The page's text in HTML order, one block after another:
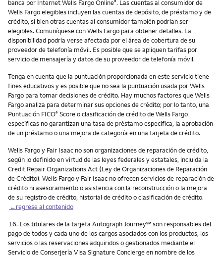
banca por Internet Wells Fargo Online®. Las cuentas al consumidor de
Wells Fargo elegibles incluyen las cuentas de depósito, de préstamo y de
crédito, si bien otras cuentas al consumidor también podrían ser
elegibles. Comuníquese con Wells Fargo para obtener detalles. La
disponibilidad podría verse afectada por el área de cobertura de su
proveedor de telefonía móvil. Es posible que se apliquen tarifas por
servicio de mensajería y datos de su proveedor de telefonía móvil.
Tenga en cuenta que la puntuación proporcionada en este servicio tiene
fines educativos y es posible que no sea la puntuación usada por Wells
Fargo para tomar decisiones de crédito. Hay muchos factores que Wells
Fargo analiza para determinar sus opciones de crédito; por lo tanto, una
Puntuación FICO® Score o clasificación de crédito de Wells Fargo
específicas no garantizan una tasa de préstamo específica, la aprobación
de un préstamo o una mejora de categoría en una tarjeta de crédito.
Wells Fargo y Fair Isaac no son organizaciones de reparación de crédito,
según lo definido en virtud de las leyes federales y estatales, incluida la
Credit Repair Organizations Act (Ley de Organizaciones de Reparación
de Crédito). Wells Fargo y Fair Isaac no ofrecen servicios de reparación de
crédito ni asesoramiento o asistencia con la reconstrucción o la mejora
de su registro de crédito, historial de crédito o clasificación de crédito.
←regrese al contenido
Nota
16. Los titulares de la tarjeta Autograph Journeyservice mark
℠son responsables del
pago de todos y cada uno de los cargos asociados con los productos, los
servicios o las reservaciones adquiridos o gestionados mediante el
Servicio de Conserjería Visa Signature Concierge en nombre de los